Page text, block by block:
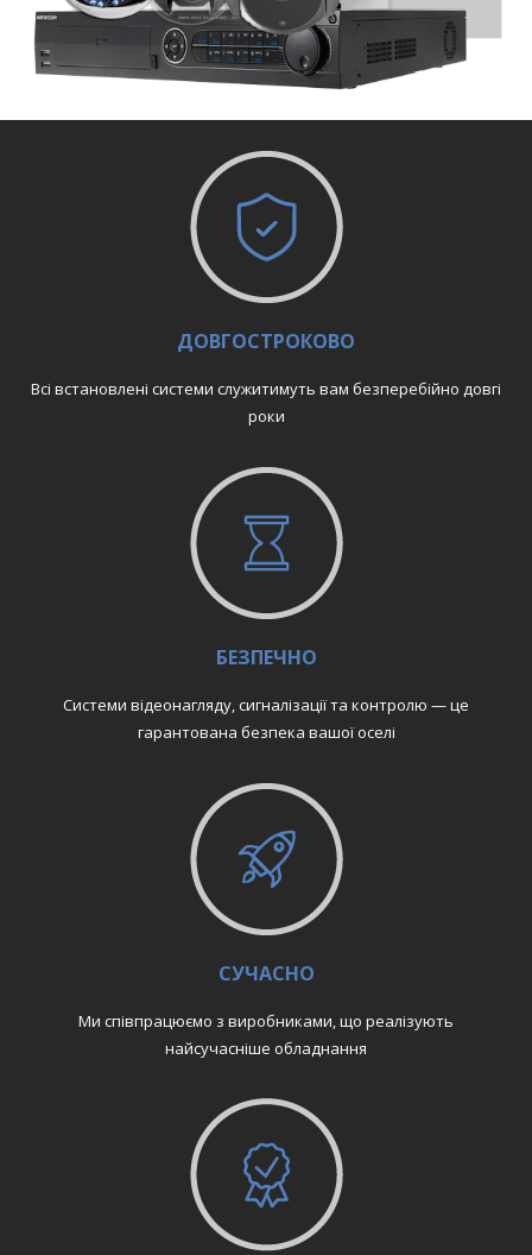
ДОВГОСТРОКОВО
Всі встановлені системи служитимуть вам безперебійно довгі
роки
БЕЗПЕЧНО
Системи відеонагляду, сигналізації та контролю — це
гарантована безпека вашої оселі
СУЧАСНО
Ми співпрацюємо з виробниками, що реалізують
найсучасніше обладнання